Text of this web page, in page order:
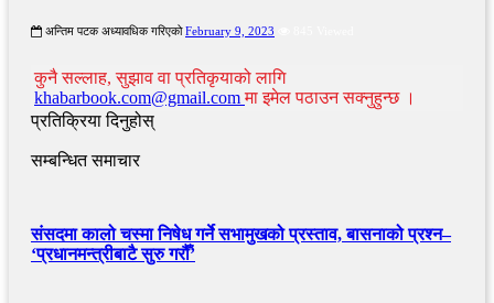
अन्तिम पटक अध्यावधिक गरिएको February 9, 2023
कुनै सल्लाह, सुझाव वा प्रतिकृयाको लागि
khabarbook.com@gmail.comमा इमेल पठाउन सक्नुहुन्छ ।
प्रतिक्रिया दिनुहोस्
सम्बन्धित समाचार
संसदमा कालो चस्मा निषेध गर्ने सभामुखको प्रस्ताव, बासनाको प्रश्न–
‘प्रधानमन्त्रीबाटै सुरु गरौँ’